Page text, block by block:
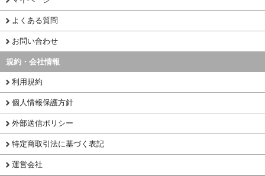
よくある質問
お問い合わせ
規約・会社情報
利用規約
個人情報保護方針
外部送信ポリシー
特定商取引法に基づく表記
運営会社